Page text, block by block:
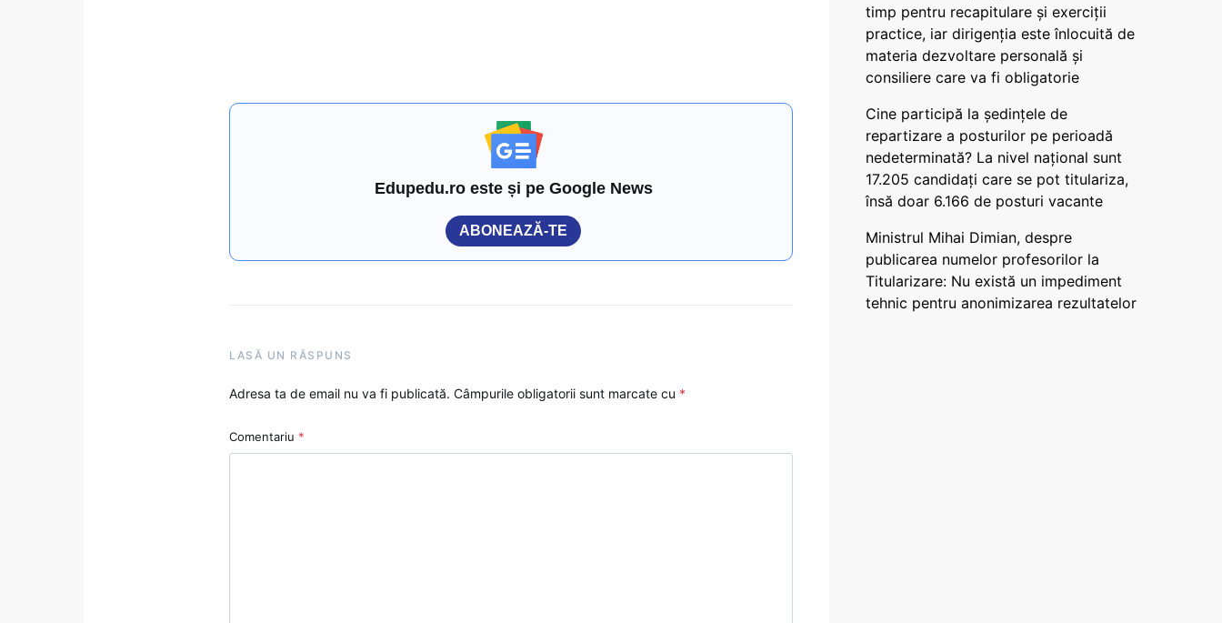
Edupedu.ro este și pe Google News
ABONEAZĂ-TE
LASĂ UN RĂSPUNS
Adresa ta de email nu va fi publicată. Câmpurile obligatorii sunt marcate cu *
Comentariu *
timp pentru recapitulare și exerciții
practice, iar dirigenția este înlocuită de
materia dezvoltare personală și
consiliere care va fi obligatorie
Cine participă la ședințele de
repartizare a posturilor pe perioadă
nedeterminată? La nivel național sunt
17.205 candidați care se pot titulariza,
însă doar 6.166 de posturi vacante
Ministrul Mihai Dimian, despre
publicarea numelor profesorilor la
Titularizare: Nu există un impediment
tehnic pentru anonimizarea rezultatelor